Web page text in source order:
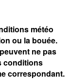
météo
ou la bouée.
ne pas
conditions
correspondant.